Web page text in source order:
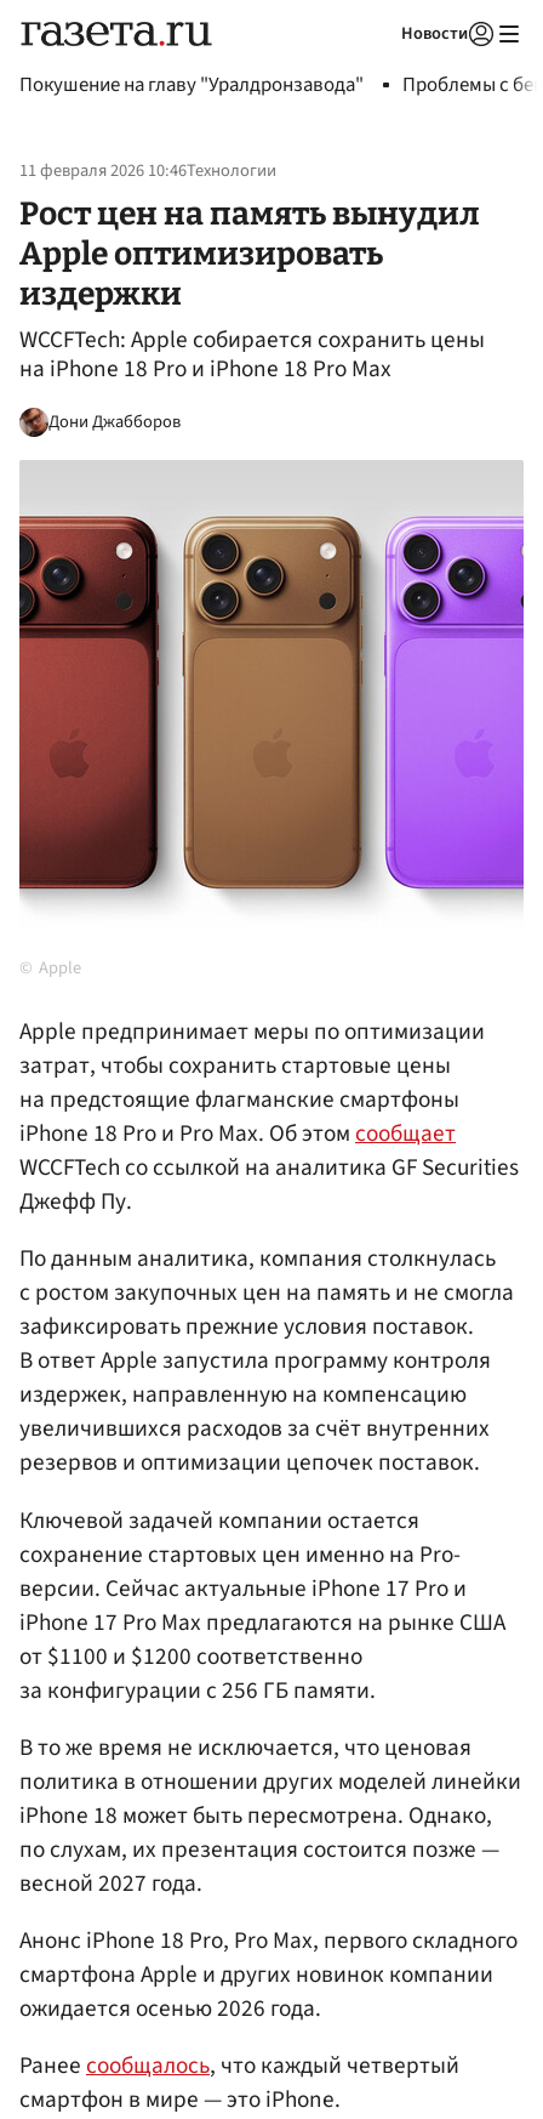
Новости
Покушение на главу "Уралдронзавода" Проблемы с
11 февраля 2026 10:46Технологии
Рост цен на память вынудил
Apple оптимизировать
издержки
WCCFTech: Apple собирается сохранить цены
на iPhone 18 Pro и iPhone 18 Pro Max
Дони Джабборов
Apple
Apple предпринимает меры по оптимизации
затрат, чтобы сохранить стартовые цены
на предстоящие флагманские смартфоны
iPhone 18 Pro и Pro Max. Об этомсообщает
WCCFTech со ссылкой на аналитика GF Securities
Джефф Пу.
По данным аналитика, компания столкнулась
с ростом закупочных цен на память и не смогла
зафиксировать прежние условия поставок.
В ответ Apple запустила программу контроля
издержек, направленную на компенсацию
увеличившихся расходов за счёт внутренних
резервов и оптимизации цепочек поставок.
Ключевой задачей компании остается
сохранение стартовых цен именно на Pro-
версии. Сейчас актуальные iPhone 17 Pro и
iPhone 17 Pro Max предлагаются на рынке США
от $1100 и $1200 соответственно
за конфигурации с 256 ГБ памяти.
В то же время не исключается, что ценовая
политика в отношении других моделей линейки
iPhone 18 может быть пересмотрена. Однако,
по слухам, их презентация состоится позже —
весной 2027 года.
Анонс iPhone 18 Pro, Pro Max, первого складного
смартфона Apple и других новинок компании
ожидается осенью 2026 года.
Ранеесообщалось, что каждый четвертый
смартфон в мире — это iPhone.